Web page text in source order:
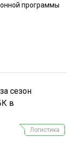
программы
сезон
в
Логистика